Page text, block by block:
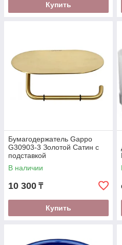
Купить
Бумагодержатель Gappo
G30903-3 Золотой Сатин с
подставкой
В наличии
10 300 ₸
Купить